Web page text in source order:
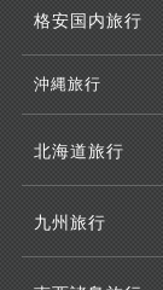
格安国内旅行
沖縄旅行
北海道旅行
九州旅行